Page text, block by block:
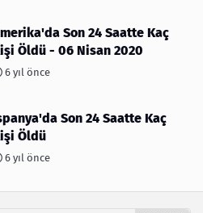
Son 24 Saatte Kaç
Öldü - 06 Nisan 2020
6 yıl önce
Son 24 Saatte Kaç
Öldü
6 yıl önce